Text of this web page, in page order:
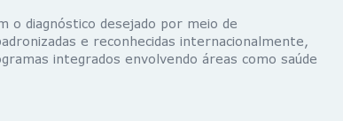
o diagnóstico desejado por meio de
e reconhecidas internacionalmente,
integrados envolvendo áreas como saúde